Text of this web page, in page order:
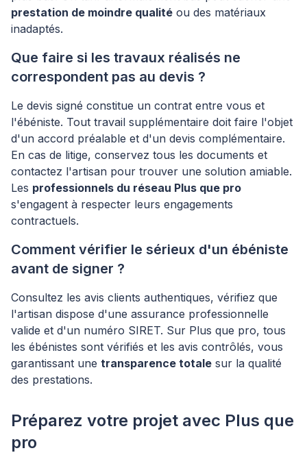
prestation de moindre qualité ou des matériaux
inadaptés.
Que faire si les travaux réalisés ne
correspondent pas au devis ?
Le devis signé constitue un contrat entre vous et
l'ébéniste. Tout travail supplémentaire doit faire l'objet
d'un accord préalable et d'un devis complémentaire.
En cas de litige, conservez tous les documents et
contactez l'artisan pour trouver une solution amiable.
Les professionnels du réseau Plus que pro
s'engagent à respecter leurs engagements
contractuels.
Comment vérifier le sérieux d'un ébéniste
avant de signer ?
Consultez les avis clients authentiques, vérifiez que
l'artisan dispose d'une assurance professionnelle
valide et d'un numéro SIRET. Sur Plus que pro, tous
les ébénistes sont vérifiés et les avis contrôlés, vous
garantissant une transparence totale sur la qualité
des prestations.
Préparez votre projet avec Plus que
pro